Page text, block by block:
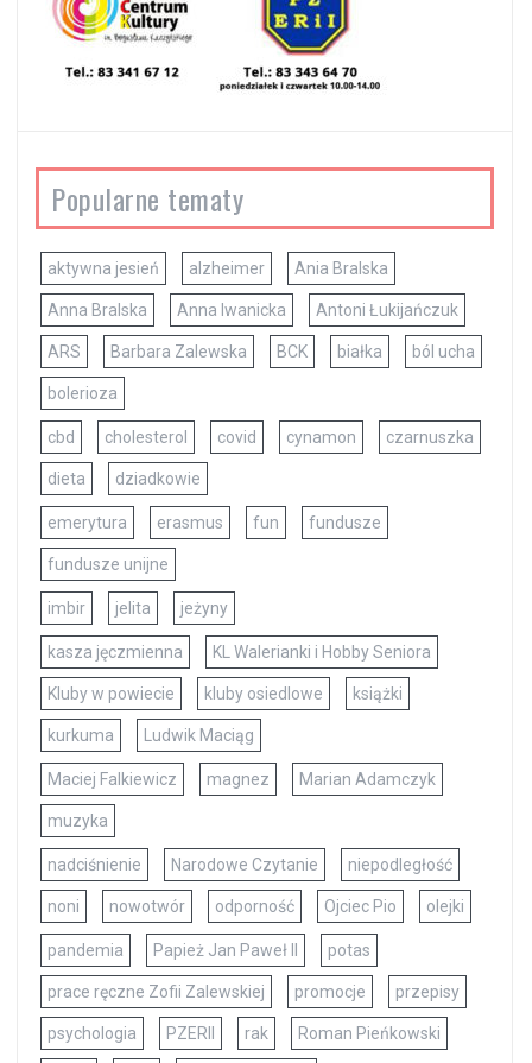
Popularne tematy
aktywna jesień alzheimer Ania Bralska
Anna Bralska Anna Iwanicka Antoni Łukijańczuk
ARS Barbara Zalewska BCK białka ból ucha
bolerioza
cbd cholesterol covid cynamon czarnuszka
dieta dziadkowie
emerytura erasmus fun fundusze
fundusze unijne
imbir jelita jeżyny
kasza jęczmienna KL Walerianki i Hobby Seniora
Kluby w powiecie kluby osiedlowe książki
kurkuma Ludwik Maciąg
Maciej Falkiewicz magnez Marian Adamczyk
muzyka
nadciśnienie Narodowe Czytanie niepodległość
noni nowotwór odporność Ojciec Pio olejki
pandemia Papież Jan Paweł II potas
prace ręczne Zofii Zalewskiej promocje przepisy
psychologia PZERII rak Roman Pieńkowski